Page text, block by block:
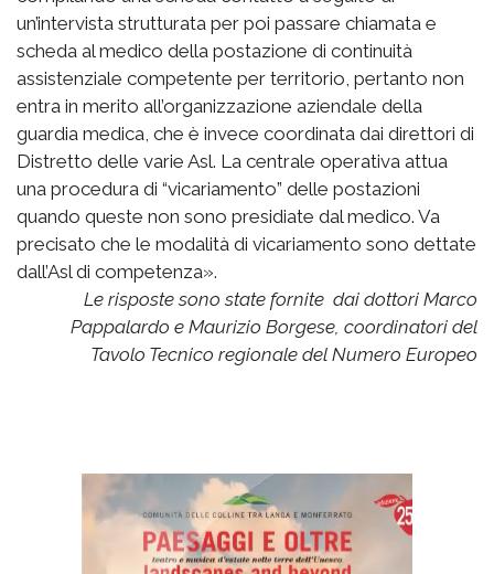
un’intervista strutturata per poi passare chiamata e
scheda al medico della postazione di continuità
assistenziale competente per territorio, pertanto non
entra in merito all’organizzazione aziendale della
guardia medica, che è invece coordinata dai direttori di
Distretto delle varie Asl. La centrale operativa attua
una procedura di “vicariamento” delle postazioni
quando queste non sono presidiate dal medico. Va
precisato che le modalità di vicariamento sono dettate
dall’Asl di competenza».
Le risposte sono state fornite dai dottori Marco
Pappalardo e Maurizio Borgese, coordinatori del
Tavolo Tecnico regionale del Numero Europeo